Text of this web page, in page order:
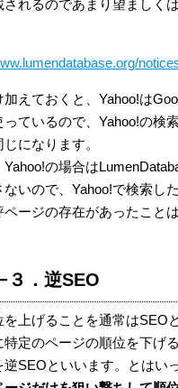
されるのであまり望ましく
加えておくと、Yahoo!は
っているので、Yahoo!の検
になります。
Yahoo!の場合は
ないので、Yahoo!で検索し
ページの存在があったこと
３．逆SEO
上げることを通常はSEO
特定のページの順位を下げ
逆SEOといいます。とはい